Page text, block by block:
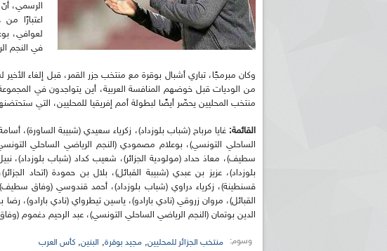
الرسمي،
اعتبارًا
لعوافي،
في النجم
وكان مبرمجًا، تباري أشبال بوقرة مع منتخب جزر القمر، قبل إلغاء
من الوديات قبل خوضهم المنافسة العربية، أين يتواجدون في
منتخب المحليين يحضّر أيضًا لبطولة أمم إفريقيا للمحليين، التي ستحتضنها
القائمة:غايا مرباح (شباب بلوزداد)، زكرياء سعيدي (شبيبة الساورة)،
الساحلي التونسي)، بوعلام مصمودي (النجم الرياضي الساحلي
سطيف)، معاذ حداد (مولودية الجزائر)، شعيب كداد (شباب بلوزداد)،
بلوزداد)، عزيز بن عبدي (شبيبة القبائل)، بلال بن حمودة (اتحاد
قسنطينة)، زكرياء دراوي (شباب بلوزداد)، أحمد قندوسي (وفاق
القبائل)، مروان زروقي (نادي بارادو)، ياسين تيطرواي (نادي بارادو)، رضا
الدين بوتمان (النجم الرياضي الساحلي التونسي)، عبد الرحيم دغموم
وسوم: منتخب الجزائر للمحليين, مجيد بوقرة, البنين, كأس العرب